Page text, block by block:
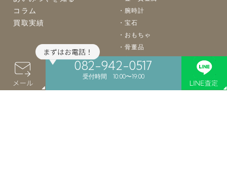
コラム
買取実績
腕時計
宝石
おもちゃ
骨董品
バッグ
082-942-0517
受付時間 10:00〜19:00